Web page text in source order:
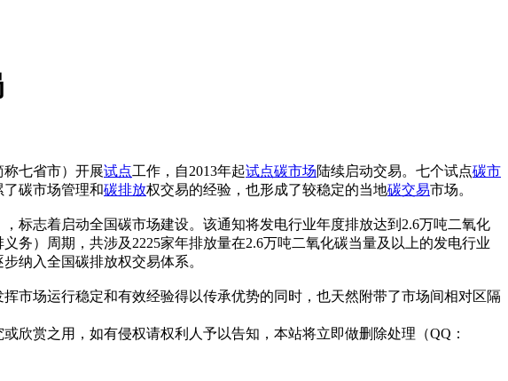
称七省市）开展试点工作，自2013年起试点碳市场陆续启动交易。七个试点碳市
碳市场管理和碳排放权交易的经验，也形成了较稳定的当地碳交易市场。
标志着启动全国碳市场建设。该通知将发电行业年度排放达到2.6万吨二氧化
义务）周期，共涉及2225家年排放量在2.6万吨二氧化碳当量及以上的发电行业
纳入全国碳排放权交易体系。
市场运行稳定和有效经验得以传承优势的同时，也天然附带了市场间相对区隔
欣赏之用，如有侵权请权利人予以告知，本站将立即做删除处理（QQ：